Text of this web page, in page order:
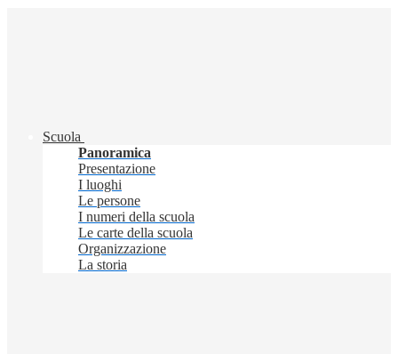
Scuola
Panoramica
Presentazione
I luoghi
Le persone
I numeri della scuola
Le carte della scuola
Organizzazione
La storia